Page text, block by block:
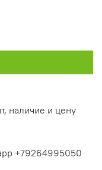
наличие и цену
+79264995050